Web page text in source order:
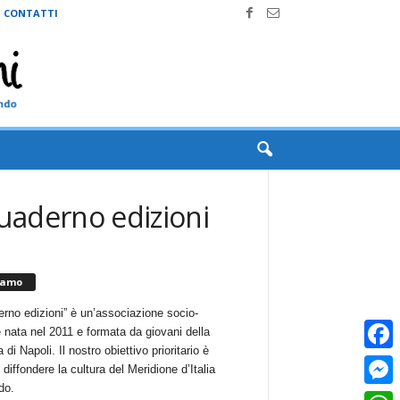
CONTATTI
edizioni
edizioni” è un’associazione socio-
nata nel 2011 e formata da giovani della
di Napoli. Il nostro obiettivo prioritario è
la cultura del Meridione d’Italia